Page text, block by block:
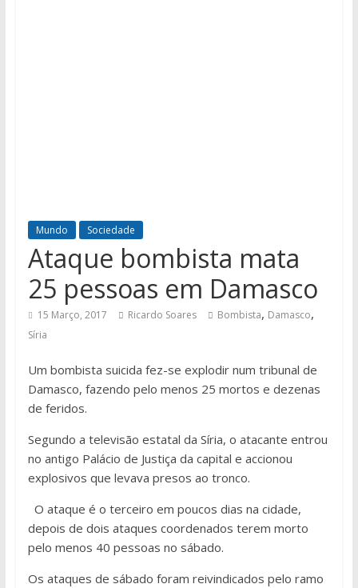
Mundo Sociedade
Ataque bombista mata
25 pessoas em Damasco
15 Março, 2017 Ricardo Soares Bombista, Damasco,
Síria
Um bombista suicida fez-se explodir num tribunal de
Damasco, fazendo pelo menos 25 mortos e dezenas
de feridos.
Segundo a televisão estatal da Síria, o atacante entrou
no antigo Palácio de Justiça da capital e accionou
explosivos que levava presos ao tronco.
O ataque é o terceiro em poucos dias na cidade,
depois de dois ataques coordenados terem morto
pelo menos 40 pessoas no sábado.
Os ataques de sábado foram reivindicados pelo ramo